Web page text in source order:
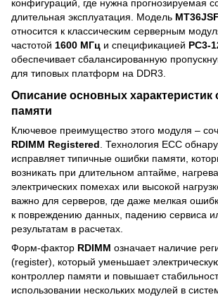
конфигураций, где нужна прогнозируемая
длительная эксплуатация. Модель
относится к классическим серверным
частотой 1600 МГц и спецификацией PC3-
обеспечивает сбалансированную
для типовых платформ на DDR3.
Описание основных характеристик
памяти
Ключевое преимущество этого модуля –
RDIMM Registered . Технология ECC
исправляет типичные ошибки памяти,
возникать при длительном аптайме,
электрических помехах или высокой
важно для серверов, где даже мелкая
к повреждению данных, падению сервиса
результатам в расчетах.
Форм-фактор RDIMM означает наличие
(register), который уменьшает
контроллер памяти и повышает
использовании нескольких модулей в